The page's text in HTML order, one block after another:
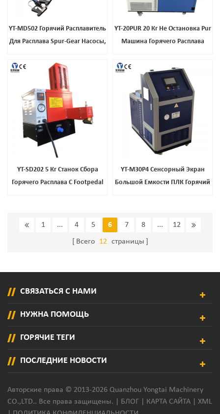
YT-MD502 Горячий Расплавитель
Для Расплава Spur-Gear Насосы,
Двигатели Переменного Тока
YT-20PUR 20 Кг Не Остановка Pur
Машина Горячего Расплава
YT-SD202 5 Кг Станок Сбора
Горячего Расплава С Footpedal
YT-M30P4 Сенсорный Экран
Большой Емкости ПЛК Горячий
Дозатор Клей
1 ... 4 5 6 7 8 ... 12
Всего 12 страницы
СВЯЗАТЬСЯ С НАМИ
НУЖНА ПОМОЩЬ
ГОРЯЧИЕ ТЕГИ
ПОСЛЕДНИЕ НОВОСТИ
Авторские права © 2013-2026 Quanzhou Yongtai Machinery
CO.,LTD.. Все права защищены. | БЛОГ КАРТА САЙТА
XML